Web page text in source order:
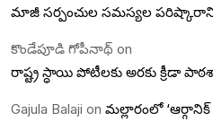
మాజీ సర్పంచుల సమస్యల
కొండేపూడి గోపీనాథ్ on
రాష్ట్ర స్ధాయి పోటీలకు అరకు క్రీడా
Gajula Balaji on మల్లారంలో